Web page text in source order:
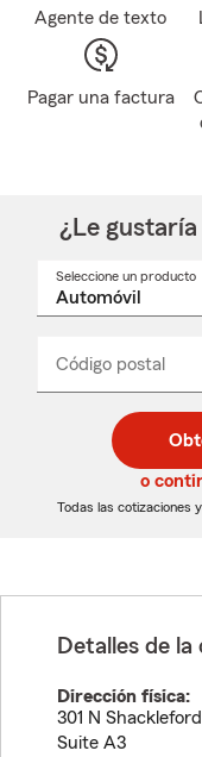
Agente de texto
Pagar una factura
¿Le
Seleccione un producto
Código postal
de
5
de
5
_____
o
Todas las cotizaciones
Detalles de la
Dirección física:
301 N
Suite A3